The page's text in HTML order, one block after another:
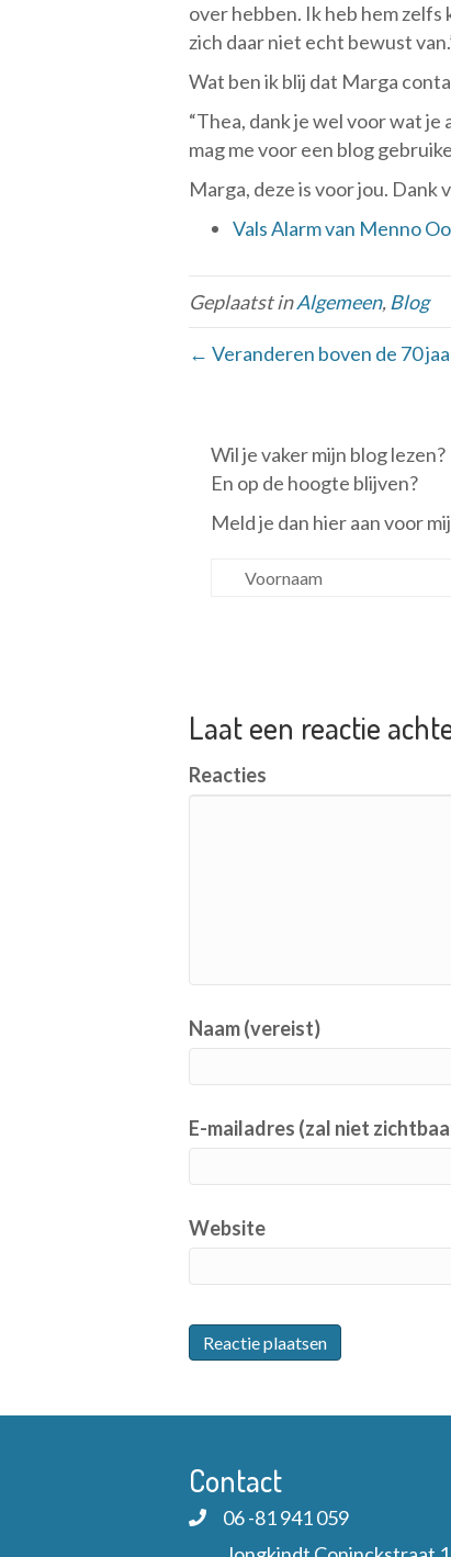
over hebben. Ik heb hem
zich daar niet echt bewust
Wat ben ik blij dat Marga
“Thea, dank je wel voor wat
mag me voor een blog
Marga, deze is voor jou.
Vals Alarm van Menno
Geplaatst inAlgemeen, Blog
← Veranderen boven de 70
Wil je vaker mijn blog lezen?
En op de hoogte blijven?
Meld je dan hier aan voor
Laat een reactie
Reacties
Naam (vereist)
E-mailadres (zal niet
Website
Contact
06 -81 941 059